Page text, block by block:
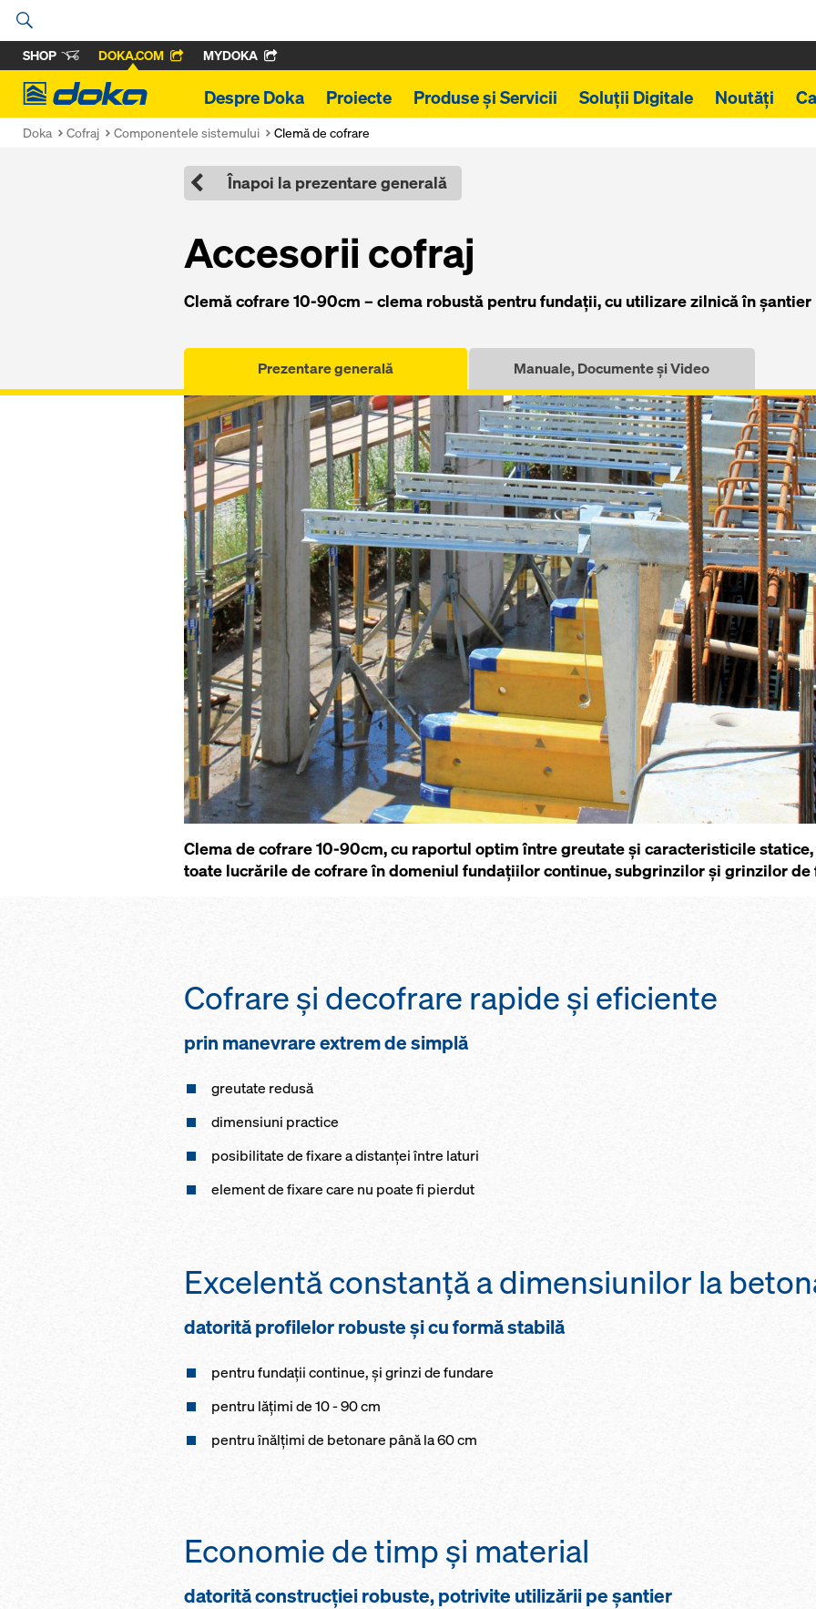
SHOP DOKA.COM MYDOKA
Doka
Despre Doka Proiecte Produse și Servicii Soluții Digitale Noutăți
Doka Cofraj Componentele sistemului Clemă de cofrare
Înapoi la prezentare generală
Accesorii cofraj
Clemă cofrare 10-90cm – clema robustă pentru fundații, cu utilizare zilnică în şantier
Prezentare generală Manuale, Documente și Video
Clema de cofrare 10-90cm, cu raportul optim între greutate şi caracteristicile
toate lucrările de cofrare în domeniul fundaţiilor continue, subgrinzilor şi grinzilor de
Cofrare şi decofrare rapide și eficiente
prin manevrare extrem de simplă
greutate redusă
dimensiuni practice
posibilitate de fixare a distanţei între laturi
element de fixare care nu poate fi pierdut
Excelentă constanţă a dimensiunilor la
datorită profilelor robuste şi cu formă stabilă
pentru fundaţii continue, și grinzi de fundare
pentru lăţimi de 10 - 90 cm
pentru înălţimi de betonare până la 60 cm
Economie de timp şi material
datorită construcţiei robuste, potrivite utilizării pe şantier